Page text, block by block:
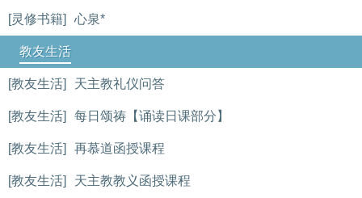
[灵修书籍] 心泉*
教友生活
[教友生活] 天主教礼仪问答
[教友生活] 每日颂祷【诵读日课部分】
[教友生活] 再慕道函授课程
[教友生活] 天主教教义函授课程